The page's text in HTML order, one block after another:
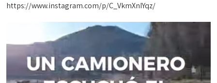
https://www.instagram.com/p/C_VkmXnIYqz/